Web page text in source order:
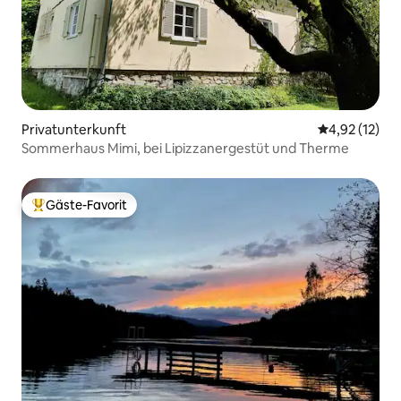
Privatunterkunft
4,92 (12)
Sommerhaus Mimi, bei Lipizzanergestüt und Therme
Beliebter Gäste-Favorit.
Gäste-Favorit